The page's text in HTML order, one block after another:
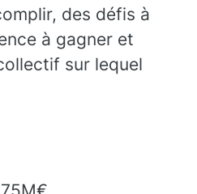
des défis à
à gagner et
sur lequel